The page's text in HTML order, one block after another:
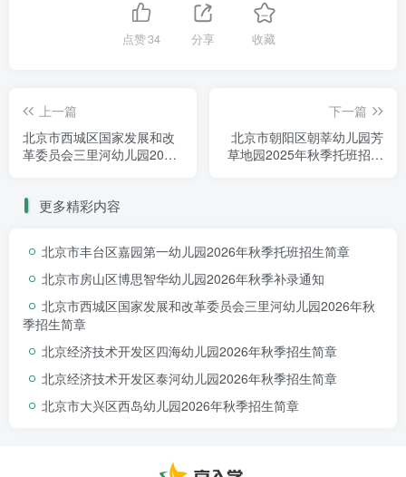
点赞34 分享 收藏
上一篇
北京市西城区国家发展和改
革委员会三里河幼儿园2025
下一篇
北京市朝阳区朝莘幼儿园芳
草地园2025年秋季托班招生
更多精彩内容
北京市丰台区嘉园第一幼儿园2026年秋季托班招生简章
北京市房山区博思智华幼儿园2026年秋季补录通知
北京市西城区国家发展和改革委员会三里河幼儿园2026年秋
季招生简章
北京经济技术开发区四海幼儿园2026年秋季招生简章
北京经济技术开发区泰河幼儿园2026年秋季招生简章
北京市大兴区西岛幼儿园2026年秋季招生简章